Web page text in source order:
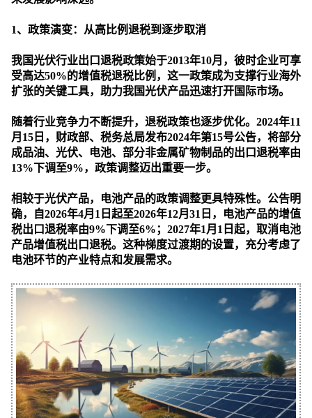
1、政策演变：从高比例退税到逐步取消
我国光伏行业出口退税政策始于2013年10月，彼时企业可享
受高达50%的增值税退税比例，这一政策成为支撑行业海外
扩张的关键工具，助力我国光伏产品迅速打开国际市场。
随着行业竞争力不断提升，退税政策也逐步优化。2024年11
月15日，财政部、税务总局发布2024年第15号公告，将部分
成品油、光伏、电池、部分非金属矿物制品的出口退税率由
13%下调至9%，政策调整迈出重要一步。
相较于光伏产品，电池产品的政策调整更具特殊性。公告明
确，自2026年4月1日起至2026年12月31日，电池产品的增值
税出口退税率由9%下调至6%；2027年1月1日起，取消电池
产品增值税出口退税。这种梯度过渡期的设置，充分考虑了
电池环节的产业特点和发展需求。